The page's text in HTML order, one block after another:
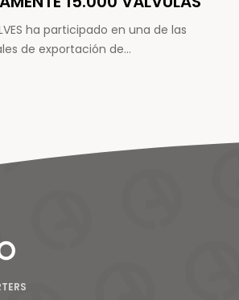
ha participado en una de las
de exportación de…